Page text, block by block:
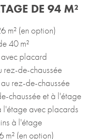
DE 94 M²
m² (en option)
40 m²
placard
rez-de-chaussée
rez-de-chaussée
chaussée et à l'étage
l'étage avec placards
à l'étage
m² (en option)